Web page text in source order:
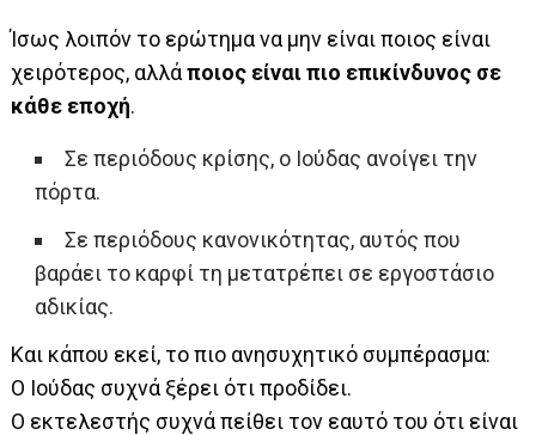
Ίσως λοιπόν το ερώτημα να μην είναι ποιος είναι
χειρότερος, αλλάποιος είναι πιο επικίνδυνος σε
κάθε εποχή.
Σε περιόδους κρίσης, ο Ιούδας ανοίγει την
πόρτα.
Σε περιόδους κανονικότητας, αυτός που
βαράει το καρφί τη μετατρέπει σε εργοστάσιο
αδικίας.
Και κάπου εκεί, το πιο ανησυχητικό συμπέρασμα:
Ο Ιούδας συχνά ξέρει ότι προδίδει.
Ο εκτελεστής συχνά πείθει τον εαυτό του ότι είναι